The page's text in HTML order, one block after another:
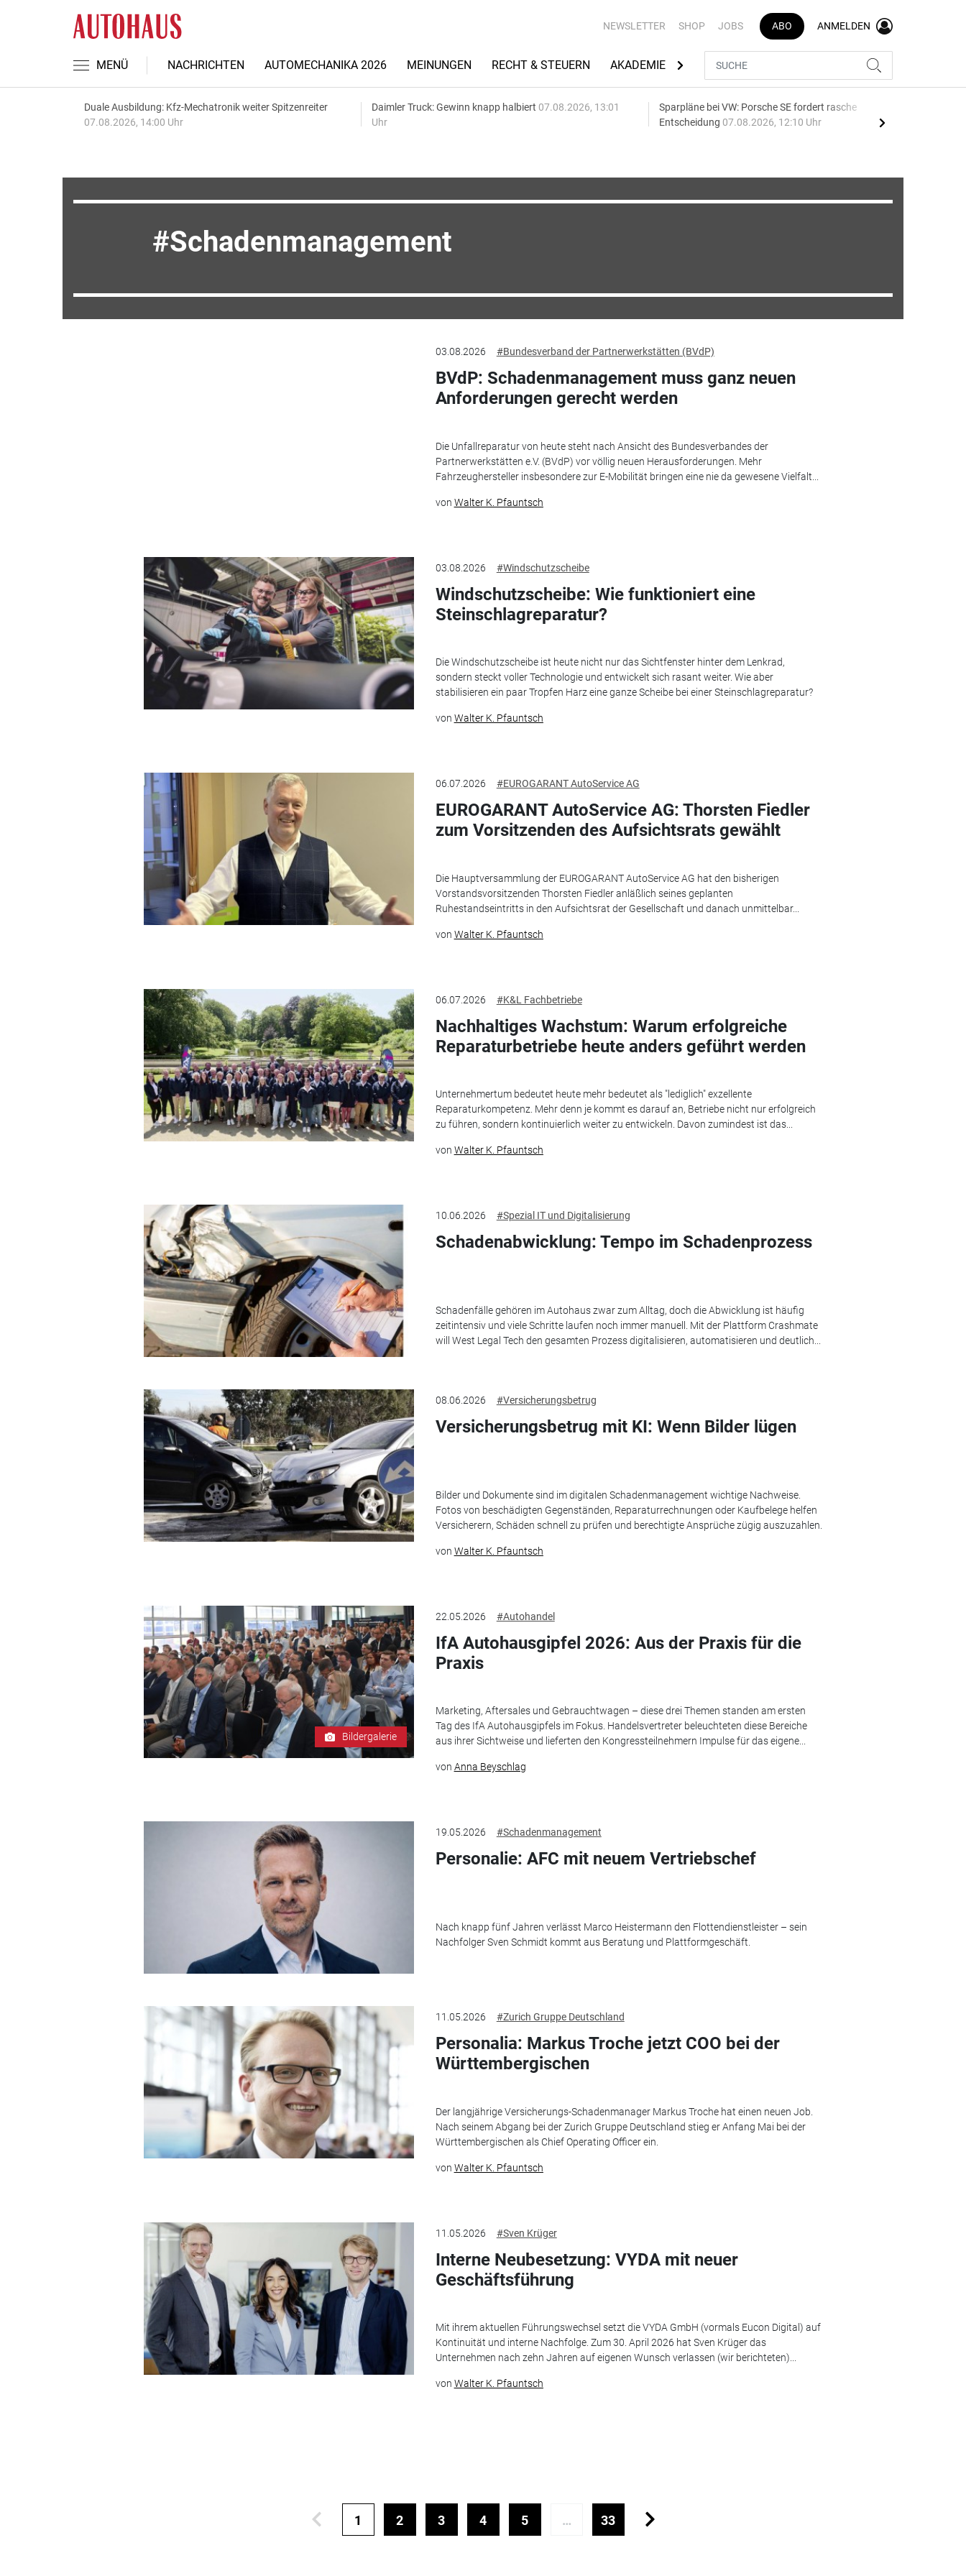
NEWSLETTER SHOP JOBS ABO ANMELDEN
MENÜ NACHRICHTEN AUTOMECHANIKA 2026 MEINUNGEN RECHT & STEUERN AKADEMIE AUTOMARKEN
Duale Ausbildung: Kfz-Mechatronik weiter Spitzenreiter
07.08.2026, 14:00 Uhr
Daimler Truck: Gewinn knapp halbiert 07.08.2026, 13:01
Uhr
Sparpläne bei VW: Porsche SE fordert rasche
Entscheidung 07.08.2026, 12:10 Uhr
Schadenmanagement
03.08.2026 #Bundesverband der Partnerwerkstätten (BVdP)
BVdP: Schadenmanagement muss ganz neuen
Anforderungen gerecht werden
Die Unfallreparatur von heute steht nach Ansicht des Bundesverbandes der
Partnerwerkstätten e.V. (BVdP) vor völlig neuen Herausforderungen. Mehr
Fahrzeughersteller insbesondere zur E-Mobilität bringen eine nie da gewesene Vielfalt...
von Walter K. Pfauntsch
03.08.2026 #Windschutzscheibe
Windschutzscheibe: Wie funktioniert eine
Steinschlagreparatur?
Die Windschutzscheibe ist heute nicht nur das Sichtfenster hinter dem Lenkrad,
sondern steckt voller Technologie und entwickelt sich rasant weiter. Wie aber
stabilisieren ein paar Tropfen Harz eine ganze Scheibe bei einer Steinschlagreparatur?
von Walter K. Pfauntsch
06.07.2026 #EUROGARANT AutoService AG
EUROGARANT AutoService AG: Thorsten Fiedler
zum Vorsitzenden des Aufsichtsrats gewählt
Die Hauptversammlung der EUROGARANT AutoService AG hat den bisherigen
Vorstandsvorsitzenden Thorsten Fiedler anläßlich seines geplanten
Ruhestandseintritts in den Aufsichtsrat der Gesellschaft und danach unmittelbar...
von Walter K. Pfauntsch
06.07.2026 #K&L Fachbetriebe
Nachhaltiges Wachstum: Warum erfolgreiche
Reparaturbetriebe heute anders geführt werden
Unternehmertum bedeutet heute mehr bedeutet als "lediglich" exzellente
Reparaturkompetenz. Mehr denn je kommt es darauf an, Betriebe nicht nur erfolgreich
zu führen, sondern kontinuierlich weiter zu entwickeln. Davon zumindest ist das...
von Walter K. Pfauntsch
10.06.2026 #Spezial IT und Digitalisierung
Schadenabwicklung: Tempo im Schadenprozess
Schadenfälle gehören im Autohaus zwar zum Alltag, doch die Abwicklung ist häufig
zeitintensiv und viele Schritte laufen noch immer manuell. Mit der Plattform Crashmate
will West Legal Tech den gesamten Prozess digitalisieren, automatisieren und deutlich...
08.06.2026 #Versicherungsbetrug
Versicherungsbetrug mit KI: Wenn Bilder lügen
Bilder und Dokumente sind im digitalen Schadenmanagement wichtige Nachweise.
Fotos von beschädigten Gegenständen, Reparaturrechnungen oder Kaufbelege helfen
Versicherern, Schäden schnell zu prüfen und berechtigte Ansprüche zügig auszuzahlen.
von Walter K. Pfauntsch
Bildergalerie
22.05.2026 #Autohandel
IfA Autohausgipfel 2026: Aus der Praxis für die
Praxis
Marketing, Aftersales und Gebrauchtwagen – diese drei Themen standen am ersten
Tag des IfA Autohausgipfels im Fokus. Handelsvertreter beleuchteten diese Bereiche
aus ihrer Sichtweise und lieferten den Kongressteilnehmern Impulse für das eigene...
von Anna Beyschlag
19.05.2026 #Schadenmanagement
Personalie: AFC mit neuem Vertriebschef
Nach knapp fünf Jahren verlässt Marco Heistermann den Flottendienstleister – sein
Nachfolger Sven Schmidt kommt aus Beratung und Plattformgeschäft.
11.05.2026 #Zurich Gruppe Deutschland
Personalia: Markus Troche jetzt COO bei der
Württembergischen
Der langjährige Versicherungs-Schadenmanager Markus Troche hat einen neuen Job.
Nach seinem Abgang bei der Zurich Gruppe Deutschland stieg er Anfang Mai bei der
Württembergischen als Chief Operating Officer ein.
von Walter K. Pfauntsch
11.05.2026 #Sven Krüger
Interne Neubesetzung: VYDA mit neuer
Geschäftsführung
Mit ihrem aktuellen Führungswechsel setzt die VYDA GmbH (vormals Eucon Digital) auf
Kontinuität und interne Nachfolge. Zum 30. April 2026 hat Sven Krüger das
Unternehmen nach zehn Jahren auf eigenen Wunsch verlassen (wir berichteten)...
von Walter K. Pfauntsch
1 2 3 4 5 … 33